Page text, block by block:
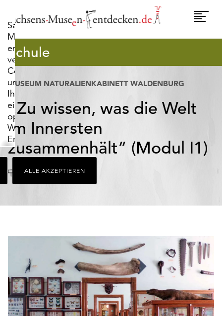
Sachsens-
Museen-
entdecken.de
verwendet
Cookies,
um
Ihnen
ein
optimales
Webseiten-
Erlebnis
zu
bieten.
Dazu
zählen
die
Seite
notwendig
sind
(funktionale
Cookies),
ALLE AKZEPTIEREN
Schule
MUSEUM NATURALIENKABINETT WALDENBURG
„Zu wissen, was die Welt
im Innersten
zusammenhält“ (Modul I1)
Ort Waldenburg